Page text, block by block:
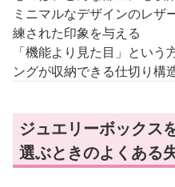
ミニマルなデザインのレザ
練された印象を与える
「機能より見た目」とい
ングが収納できる仕切り構
ジュエリーボックス
選ぶときのよくある